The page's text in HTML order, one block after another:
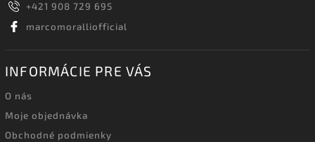
+421 908 729 695
marcomoralliofficial
INFORMÁCIE PRE VÁS
O nás
Moje objednávka
Obchodné podmienky